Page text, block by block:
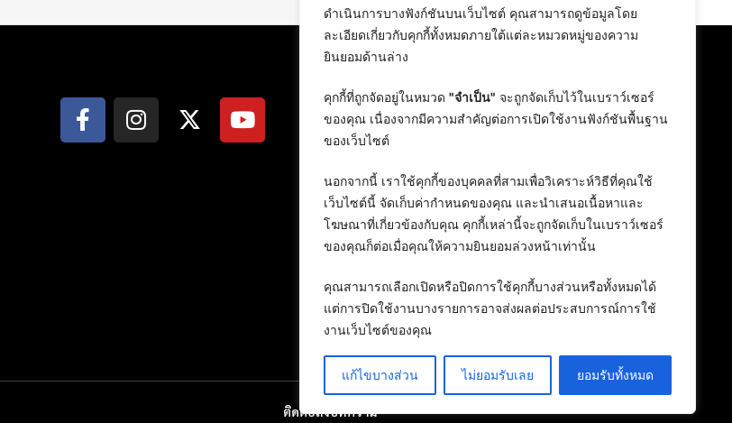
ดำเนินการบางฟังก์ชันบนเว็บไซต์ คุณสามารถดูข้อมูลโดย
ละเอียดเกี่ยวกับคุกกี้ทั้งหมดภายใต้แต่ละหมวดหมู่ของความ
ยินยอมด้านล่าง
คุกกี้ที่ถูกจัดอยู่ในหมวด "จำเป็น" จะถูกจัดเก็บไว้ในเบราว์เซอร์
ของคุณ เนื่องจากมีความสำคัญต่อการเปิดใช้งานฟังก์ชันพื้นฐาน
ของเว็บไซต์
นอกจากนี้ เราใช้คุกกี้ของบุคคลที่สามเพื่อวิเคราะห์วิธีที่คุณใช้
เว็บไซต์นี้ จัดเก็บค่ากำหนดของคุณ และนำเสนอเนื้อหาและ
โฆษณาที่เกี่ยวข้องกับคุณ คุกกี้เหล่านี้จะถูกจัดเก็บในเบราว์เซอร์
ของคุณก็ต่อเมื่อคุณให้ความยินยอมล่วงหน้าเท่านั้น
คุณสามารถเลือกเปิดหรือปิดการใช้คุกกี้บางส่วนหรือทั้งหมดได้
แต่การปิดใช้งานบางรายการอาจส่งผลต่อประสบการณ์การใช้
งานเว็บไซต์ของคุณ
แก้ไขบางส่วน ไม่ยอมรับเลย ยอมรับทั้งหมด
ติดต่อลงบทความ